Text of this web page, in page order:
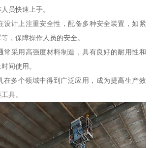
员快速上手。
设计上注重安全性，配备多种安全装置，如紧
，保障操作人员的安全。
常采用高强度材料制造，具有良好的耐用性和
间使用。
在多个领域中得到广泛应用，成为提高生产效
具。